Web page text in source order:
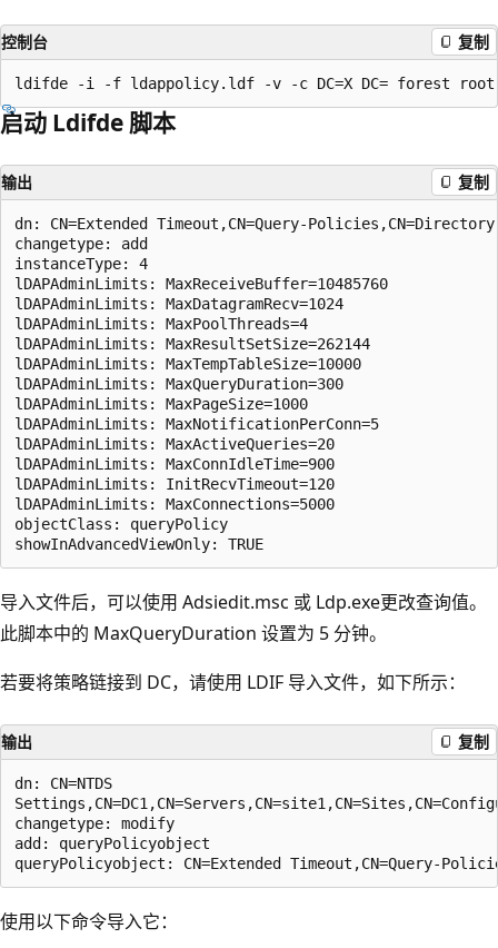
控制台 复制
启动 Ldifde 脚本
输出 复制
dn: CN=Extended Timeout,CN=Query-
changetype: add
instanceType: 4
lDAPAdminLimits: MaxReceiveBuffer=10485760
lDAPAdminLimits: MaxDatagramRecv=1024
lDAPAdminLimits: MaxPoolThreads=4
lDAPAdminLimits: MaxResultSetSize=262144
lDAPAdminLimits: MaxTempTableSize=10000
lDAPAdminLimits: MaxQueryDuration=300
lDAPAdminLimits: MaxPageSize=1000
lDAPAdminLimits: MaxNotificationPerConn=5
lDAPAdminLimits: MaxActiveQueries=20
lDAPAdminLimits: MaxConnIdleTime=900
lDAPAdminLimits: InitRecvTimeout=120
lDAPAdminLimits: MaxConnections=5000
objectClass: queryPolicy
导入文件后，可以使用 Adsiedit.msc 或 Ldp.exe更改查询值。
此脚本中的 MaxQueryDuration 设置为 5 分钟。
若要将策略链接到 DC，请使用 LDIF 导入文件，如下所示：
输出 复制
dn: CN=NTDS
changetype: modify
add: queryPolicyobject
使用以下命令导入它：